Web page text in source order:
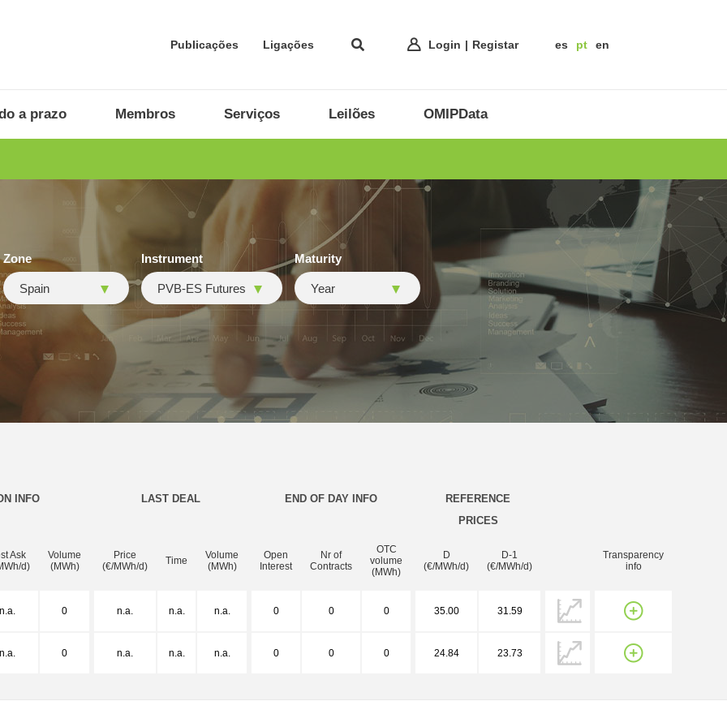
Publicações Ligações Login Registar es pt en
a prazo Membros Serviços Leilões OMIPData
Zone
Spain
Instrument
PVB-ES Futures
Maturity
Year
INFO LAST DEAL END OF DAY INFO
REFERENCE
PRICES
Ask
d)
Volume
(MWh)
Price
(€/MWh/d)
Time
Volume
(MWh)
Open
Interest
Nr of
Contracts
OTC
volume
(MWh)
D
(€/MWh/d)
D-1
(€/MWh/d)
Transparency
info
n.a. 0 n.a. n.a. n.a. 0 0 0 35.00 31.59
n.a. 0 n.a. n.a. n.a. 0 0 0 24.84 23.73